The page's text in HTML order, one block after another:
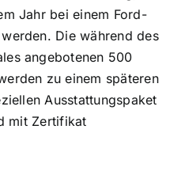
Jahr bei einem Ford-
Die während des
angebotenen 500
zu einem späteren
Ausstattungspaket
mit Zertifikat